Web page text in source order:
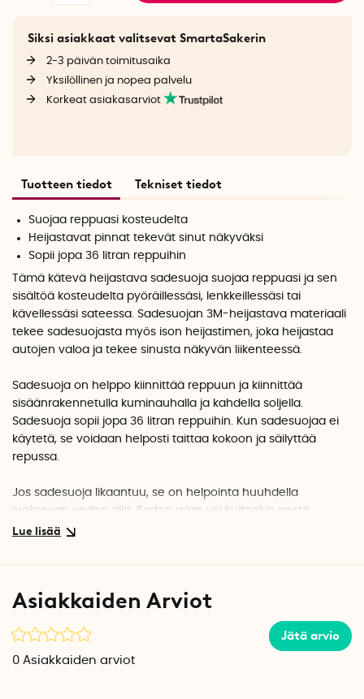
Siksi asiakkaat valitsevat SmartaSakerin
2-3 päivän toimitusaika
Yksilöllinen ja nopea palvelu
Korkeat asiakasarviot
Tuotteen tiedot Tekniset tiedot
Suojaa reppuasi kosteudelta
Heijastavat pinnat tekevät sinut näkyväksi
Sopii jopa 36 litran reppuihin
Tämä kätevä heijastava sadesuoja suojaa reppuasi ja sen
sisältöä kosteudelta pyöräillessäsi, lenkkeillessäsi tai
kävellessäsi sateessa. Sadesuojan 3M-heijastava materiaali
tekee sadesuojasta myös ison heijastimen, joka heijastaa
autojen valoa ja tekee sinusta näkyvän liikenteessä.
Sadesuoja on helppo kiinnittää reppuun ja kiinnittää
sisäänrakennetulla kuminauhalla ja kahdella soljella.
Sadesuoja sopii jopa 36 litran reppuihin. Kun sadesuojaa ei
käytetä, se voidaan helposti taittaa kokoon ja säilyttää
repussa.
Jos sadesuoja likaantuu, se on helpointa huuhdella
juoksevan veden alla. Sadesuojan voi kuitenkin pestä
pesukoneessa 40 asteessa, mutta heijastavat ominaisuudet
oranssina ja mustana. Sadesuojissa on myös pieni
Maksimimitat noin: 45 cm x 45 cm x 15 cm.
Asiakkaiden Arviot
Jätä arvio
0 Asiakkaiden arviot